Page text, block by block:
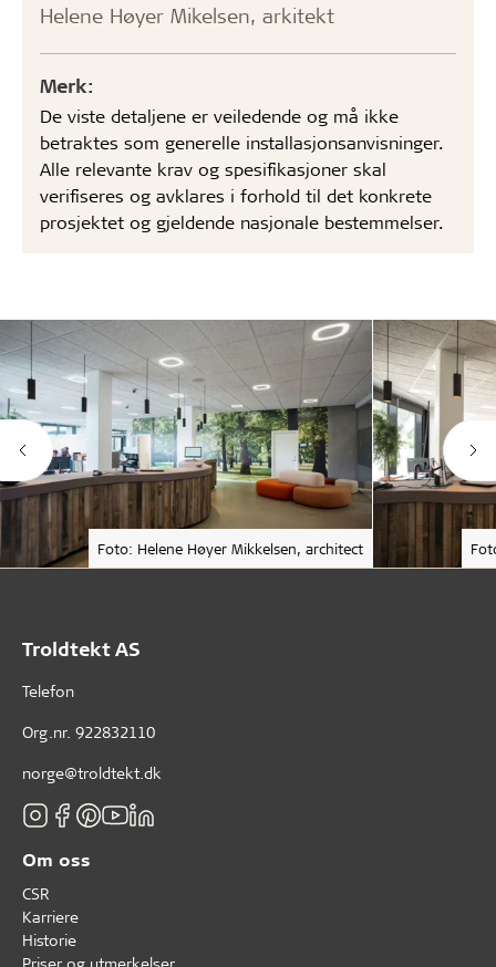
Helene Høyer Mikelsen, arkitekt
Merk:
De viste detaljene er veiledende og må ikke
betraktes som generelle installasjonsanvisninger.
Alle relevante krav og spesifikasjoner skal
verifiseres og avklares i forhold til det konkrete
prosjektet og gjeldende nasjonale bestemmelser.
Foto: Helene Høyer Mikkelsen, architect
Troldtekt AS
Telefon
Org.nr. 922832110
norge@troldtekt.dk
Om oss
CSR
Karriere
Historie
Priser og utmerkelser